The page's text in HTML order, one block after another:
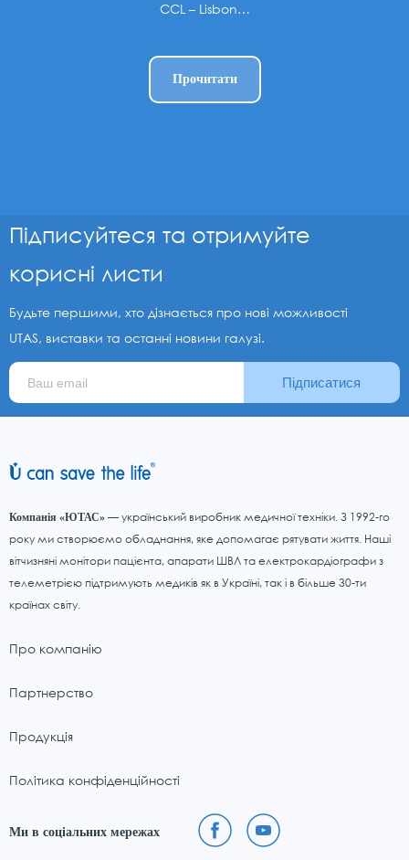
CCL – Lisbon…
Прочитати
Підписуйтеся та отримуйте
корисні листи
Будьте першими, хто дізнається про нові можливості
UTAS, виставки та останні новини галузі.
Підписатися
Компанія «ЮТАС» — український виробник медичної техніки. З 1992-го
року ми створюємо обладнання, яке допомагає рятувати життя. Наші
вітчизняні монітори пацієнта, апарати ШВЛ та електрокардіографи з
телеметрією підтримують медиків як в Україні, так і в більше 30-ти
країнах світу.
Про компанію
Партнерство
Продукція
Політика конфіденційності
Ми в соціальних мережах